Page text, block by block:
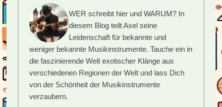
WER schreibt hier und WARUM? In
diesem Blog teilt Axel seine
Leidenschaft für bekannte und
weniger bekannte Musikinstrumente. Tauche ein in
die faszinierende Welt exotischer Klänge aus
verschiedenen Regionen der Welt und lass Dich
von der Schönheit der Musikinstrumente
verzaubern.